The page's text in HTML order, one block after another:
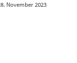
November 2023